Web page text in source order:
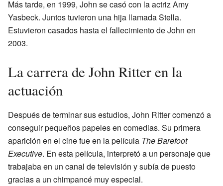
Más tarde, en 1999, John se casó con la actriz Amy
Yasbeck. Juntos tuvieron una hija llamada Stella.
Estuvieron casados hasta el fallecimiento de John en
2003.
La carrera de John Ritter en la
actuación
Después de terminar sus estudios, John Ritter comenzó a
conseguir pequeños papeles en comedias. Su primera
aparición en el cine fue en la película The Barefoot
Executive. En esta película, interpretó a un personaje que
trabajaba en un canal de televisión y subía de puesto
gracias a un chimpancé muy especial.